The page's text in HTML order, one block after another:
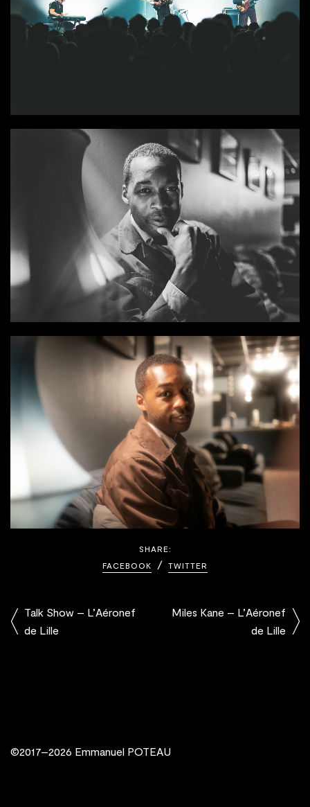
SHARE:
FACEBOOK
TWITTER
Talk Show – L’Aéronef
de Lille
Miles Kane – L’Aéronef
de Lille
©2017–2026 Emmanuel POTEAU